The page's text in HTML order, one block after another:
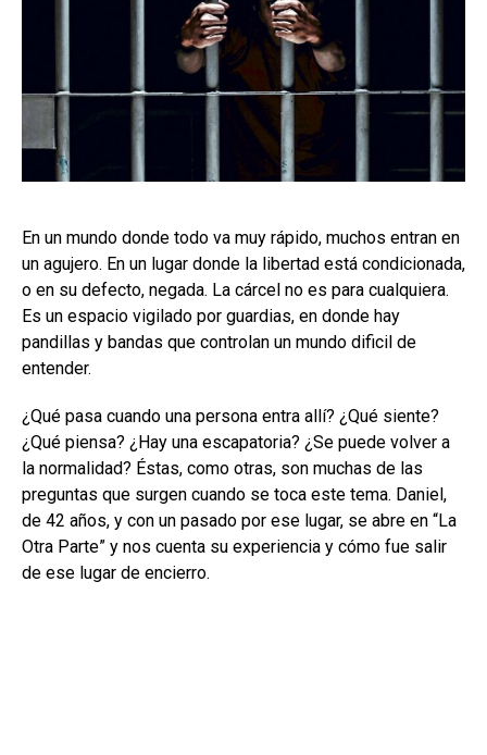
En un mundo donde todo va muy rápido, muchos entran en
un agujero. En un lugar donde la libertad está condicionada,
o en su defecto, negada. La cárcel no es para cualquiera.
Es un espacio vigilado por guardias, en donde hay
pandillas y bandas que controlan un mundo dificil de
entender.
¿Qué pasa cuando una persona entra allí? ¿Qué siente?
¿Qué piensa? ¿Hay una escapatoria? ¿Se puede volver a
la normalidad? Éstas, como otras, son muchas de las
preguntas que surgen cuando se toca este tema. Daniel,
de 42 años, y con un pasado por ese lugar, se abre en “La
Otra Parte” y nos cuenta su experiencia y cómo fue salir
de ese lugar de encierro.